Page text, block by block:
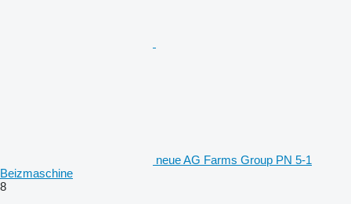
neue AG Farms Group PN 5-1
Beizmaschine
8